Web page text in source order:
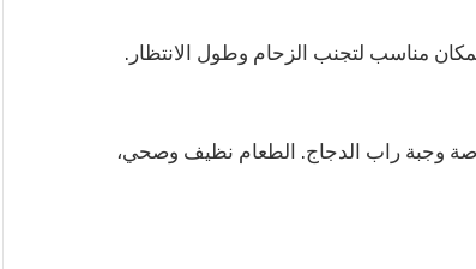
مناسب لتجنب الزحام وطول الانتظار.
وجبة راب الدجاج. الطعام نظيف وصحي،